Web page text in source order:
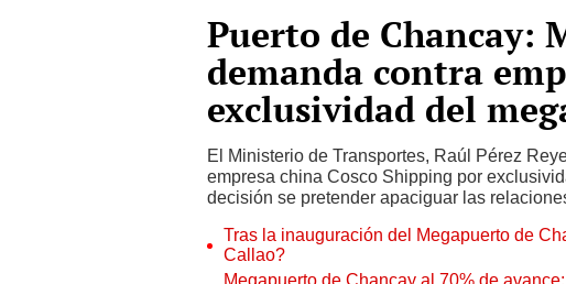
Puerto de Chancay:
demanda contra
exclusividad del
El Ministerio de Transportes, Raúl Pérez
empresa china Cosco Shipping por
decisión se pretender apaciguar las
Tras la inauguración del Megapuerto de
Callao?